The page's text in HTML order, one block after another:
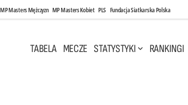
MP Masters Mężczyzn MP Masters Kobiet PLS Fundacja Siatkarska Polska
TABELA MECZE STATYSTYKI RANKINGI